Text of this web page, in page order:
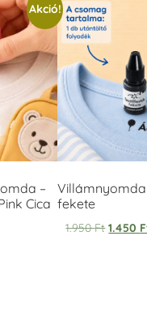
Akció!
–
Cica fekete
1.950Ft 1.450